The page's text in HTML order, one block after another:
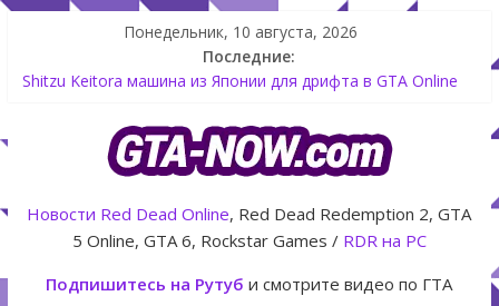
Понедельник, 10 августа, 2026
Последние:
Как создать аккаунт Rockstar Games Social Club инструкция
Shitzu Keitora машина из Японии для дрифта в GTA Online
GTA Online уже 14 июля
GTA Online: Rockstar запускает программу Fine Art Collector
Летнее обновление для GTA 5 Online The Kortz Center Heist
Новости Red Dead Online, Red Dead Redemption 2, GTA
5 Online, GTA 6, Rockstar Games / RDR на PC
Подпишитесь на Рутуб и смотрите видео по ГТА